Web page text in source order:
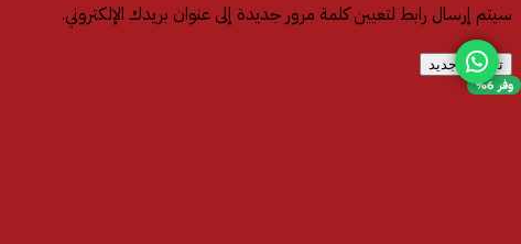
وفر 6%
سيتم إرسال رابط لتعيين كلمة مرور جديدة إلى عنوان بريدك الإلكتروني.
تسجيل جديد